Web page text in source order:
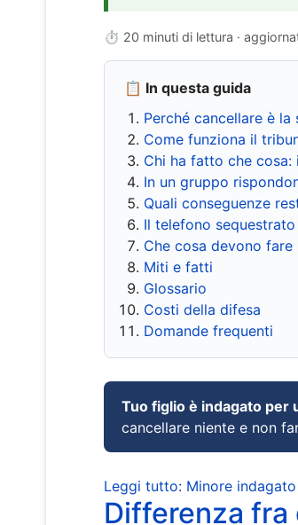
⏱ 20 minuti di lettura ·
📋 In questa guida
Perché cancellare è
Come funziona il
Chi ha fatto che
In un gruppo
Quali conseguenze
Il telefono sequestrato
Che cosa devono fare
Miti e fatti
Glossario
Costi della difesa
Domande frequenti
Tuo figlio è indagato per
cancellare niente e non
Leggi tutto: Minore
Differenza fra